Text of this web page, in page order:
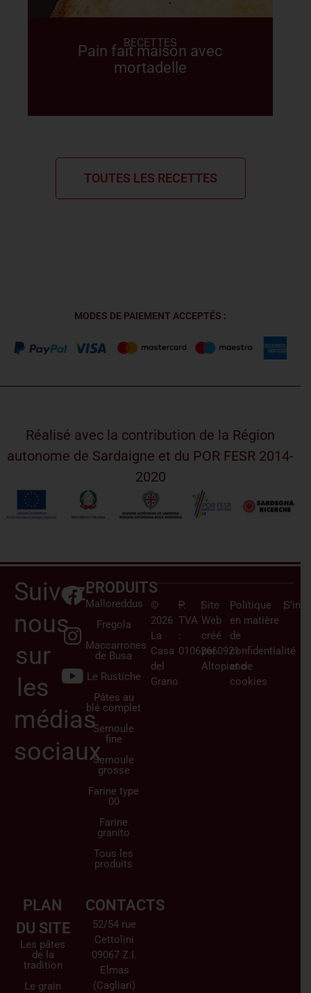
RECETTES
Pain fait maison avec
mortadelle
TOUTES LES RECETTES
MODES DE PAIEMENT ACCEPTÉS :
Réalisé avec la contribution de la Région
autonome de Sardaigne et du POR FESR 2014-
2020
Suivez-
nous
sur
les
médias
sociaux
PRODUITS
Malloreddus
Fregola
Maccarrones
de Busa
Le Rustiche
Pâtes au
blé complet
Semoule
fine
Semoule
grosse
Farine type
00
Farine
granito
Tous les
produits
PLAN
DU SITE
Les pâtes
de la
tradition
Le grain
CONTACTS
52/54 rue
Cettolini
09067 Z.I.
Elmas
(Cagliari)
©
2026
La
Casa
del
Grano
–
P.
TVA
:
01062660921
|Site
Web
créé
par
Altopiano
|Politique
en matière
de
confidentialité
et de
cookies
|